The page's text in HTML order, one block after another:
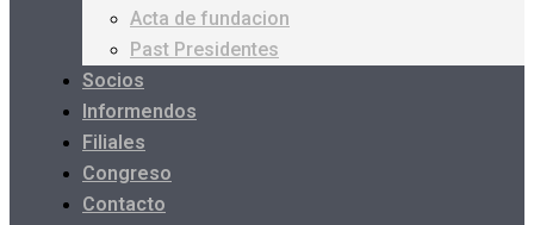
Acta de fundacion
Past Presidentes
Socios
Informendos
Filiales
Congreso
Contacto